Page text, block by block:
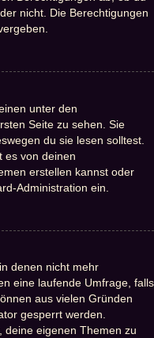
nicht. Die Berechtigungen
unter den
Seite zu sehen. Sie
du sie lesen solltest.
es von deinen
erstellen kannst oder
Administration ein.
denen nicht mehr
eine laufende Umfrage, falls
aus vielen Gründen
gesperrt werden.
deine eigenen Themen zu